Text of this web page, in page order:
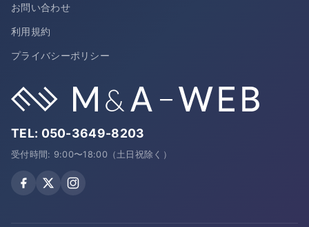
お問い合わせ
利用規約
プライバシーポリシー
TEL: 050-3649-8203
受付時間: 9:00〜18:00（土日祝除く）